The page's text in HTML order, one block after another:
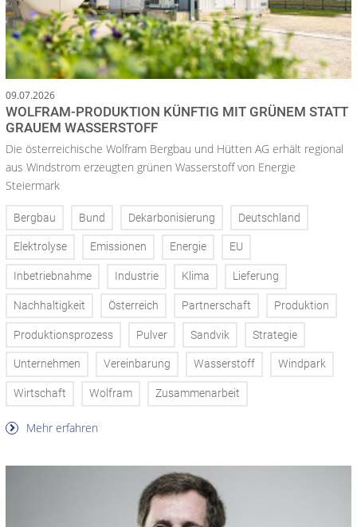
09.07.2026
WOLFRAM-PRODUKTION KÜNFTIG MIT GRÜNEM STATT
GRAUEM WASSERSTOFF
Die österreichische Wolfram Bergbau und Hütten AG erhält regional
aus Windstrom erzeugten grünen Wasserstoff von Energie
Steiermark
Bergbau Bund Dekarbonisierung Deutschland
Elektrolyse Emissionen Energie EU
Inbetriebnahme Industrie Klima Lieferung
Nachhaltigkeit Österreich Partnerschaft Produktion
Produktionsprozess Pulver Sandvik Strategie
Unternehmen Vereinbarung Wasserstoff Windpark
Wirtschaft Wolfram Zusammenarbeit
Mehr erfahren